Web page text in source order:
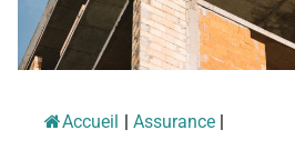
Accueil Assurance